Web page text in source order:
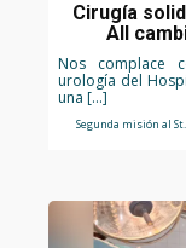
Cirugía
All
Nos complace
urología del
una […]
Segunda misión al